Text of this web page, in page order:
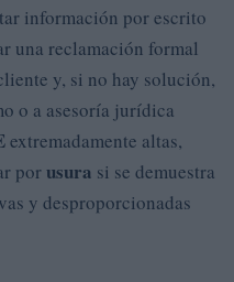
información por escrito
una reclamación formal
y, si no hay solución,
o a asesoría jurídica
extremadamente altas,
porusura si se demuestra
y desproporcionadas